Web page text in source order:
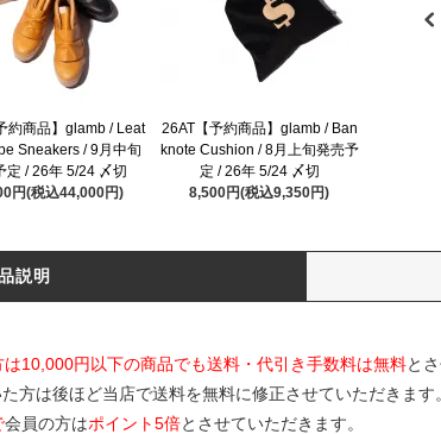
約商品】glamb / Leat
Sneakers / 9月中旬
定 / 26年 5/24 〆切
円(税込44,000円)
26AT【予約商品】glamb / Ban
knote Cushion / 8月上旬発売予
定 / 26年 5/24 〆切
8,500円(税込9,350円)
説明
10,000円以下の商品でも送料・代引き手数料は無料と
方は後ほど当店で送料を無料に修正させていただきます。
会員の方はポイント5倍とさせていただきます。